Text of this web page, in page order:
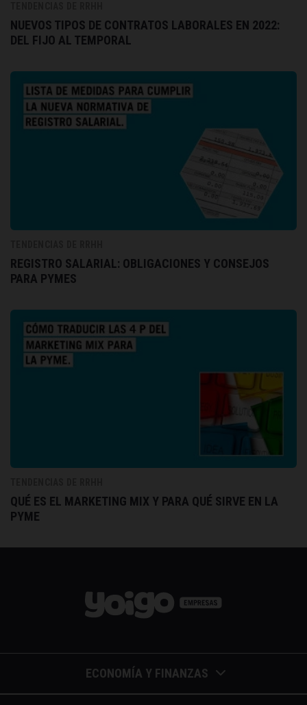
NUEVOS TIPOS DE CONTRATOS LABORALES EN 2022:
DEL FIJO AL TEMPORAL
REGISTRO SALARIAL: OBLIGACIONES Y CONSEJOS
PARA PYMES
QUÉ ES EL MARKETING MIX Y PARA QUÉ SIRVE EN LA
PYME
ECONOMÍA Y FINANZAS